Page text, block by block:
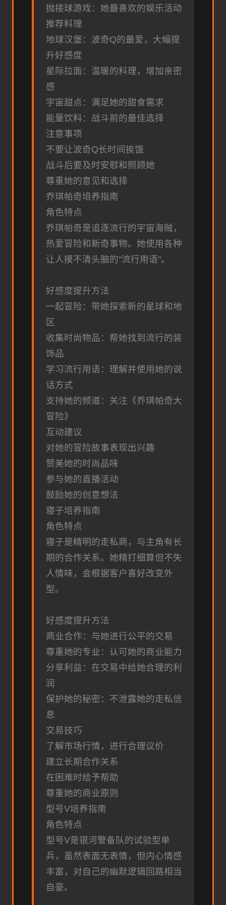
抛接球游戏：她最喜欢的娱乐活动
推荐料理
地球汉堡：波奇Q的最爱，大幅提
升好感度
星际拉面：温暖的料理，增加亲密
感
宇宙甜点：满足她的甜食需求
能量饮料：战斗前的最佳选择
注意事项
不要让波奇Q长时间挨饿
战斗后要及时安慰和照顾她
尊重她的意见和选择
乔琪帕奇培养指南
角色特点
乔琪帕奇是追逐流行的宇宙海贼，
热爱冒险和新奇事物。她使用各种
让人摸不清头脑的"流行用语"。
好感度提升方法
一起冒险：带她探索新的星球和地
区
收集时尚物品：帮她找到流行的装
饰品
学习流行用语：理解并使用她的说
话方式
支持她的频道：关注《乔琪帕奇大
冒险》
互动建议
对她的冒险故事表现出兴趣
赞美她的时尚品味
参与她的直播活动
鼓励她的创意想法
寝子培养指南
角色特点
寝子是精明的走私商，与主角有长
期的合作关系。她精打细算但不失
人情味，会根据客户喜好改变外
型。
好感度提升方法
商业合作：与她进行公平的交易
尊重她的专业：认可她的商业能力
分享利益：在交易中给她合理的利
润
保护她的秘密：不泄露她的走私信
息
交易技巧
了解市场行情，进行合理议价
建立长期合作关系
在困难时给予帮助
尊重她的商业原则
型号V培养指南
角色特点
型号V是银河警备队的试验型单
兵，虽然表面无表情，但内心情感
丰富，对自己的幽默逻辑回路相当
自豪。